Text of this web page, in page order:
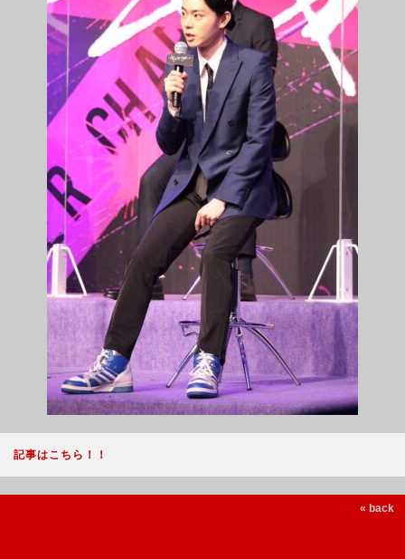
記事はこちら！！
« back